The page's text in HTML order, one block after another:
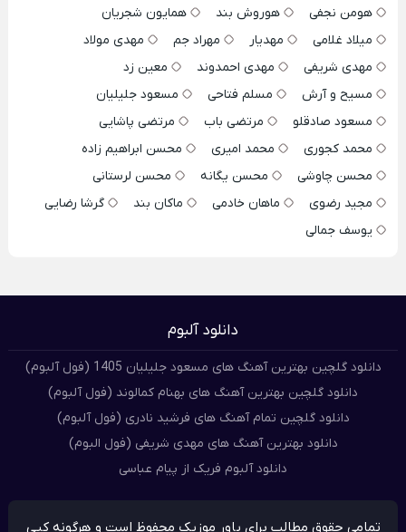
هومن نجفی
هوروش بند
همایون شجریان
میلاد غلامی
مهدیار مهراد جم
مهدی مولاد
مهدی شریفی
مهدی احمدوند
معین زد
مسیح و آرش
مسلم فتاحی
مسعود جلیلیان
مسعود صادقلو
مرتضی باب
مرتضی پاشایی
محمد کجوری
محمد امیری
محسن ابراهیم زاده
محسن چاوشی
محسن یگانه
محسن لرستانی
مجید رضوی
ماهان خادمی ماکان بند
گرشا رضایی
یوسف جمالی
دانلود آلبوم
دانلود گلچین بهترین آهنگ های مسعود جلیلیان 1405 (فول آلبوم)
دانلود گلچین بهترین آهنگ های بهنام کمالوند (فول آلبوم)
دانلود گلچین تمام آهنگ های فرشید نادری (فول آلبوم)
دانلود بهترین آهنگ های مهدی شریفی (فول البوم)
دانلود آلبوم فریک از پیام عباسی
تمامی حقوق مطالب برای پاور موزیک محفوظ است و هرگونه کپی